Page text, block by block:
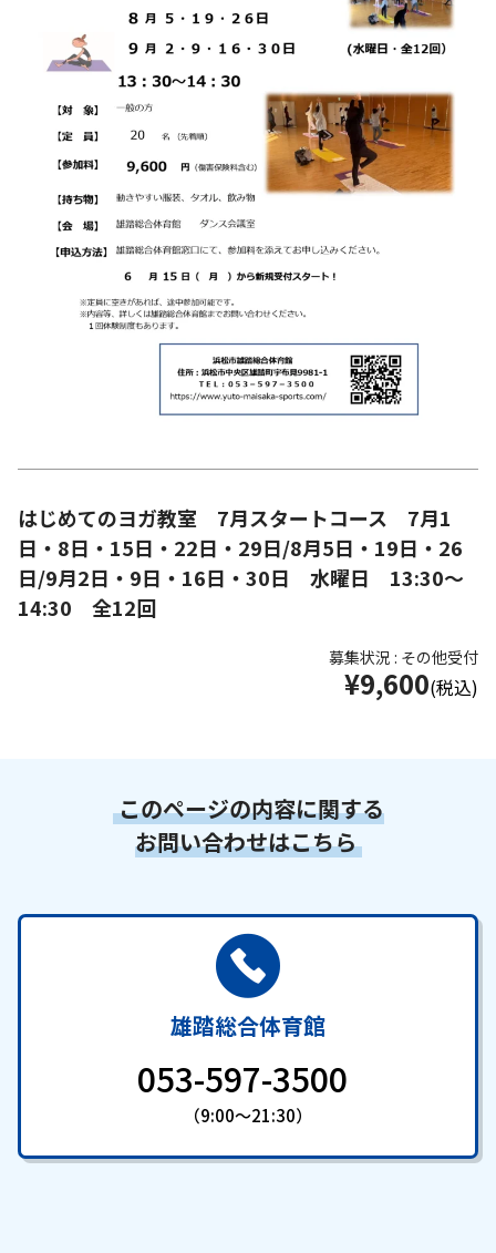
はじめてのヨガ教室 7月スタートコース 7月1
日・8日・15日・22日・29日/8月5日・19日・26
日/9月2日・9日・16日・30日 水曜日 13:30～
14:30 全12回
募集状況 : その他受付
¥9,600(税込)
このページの内容に関する
お問い合わせはこちら
雄踏総合体育館
053-597-3500
（9:00～21:30）